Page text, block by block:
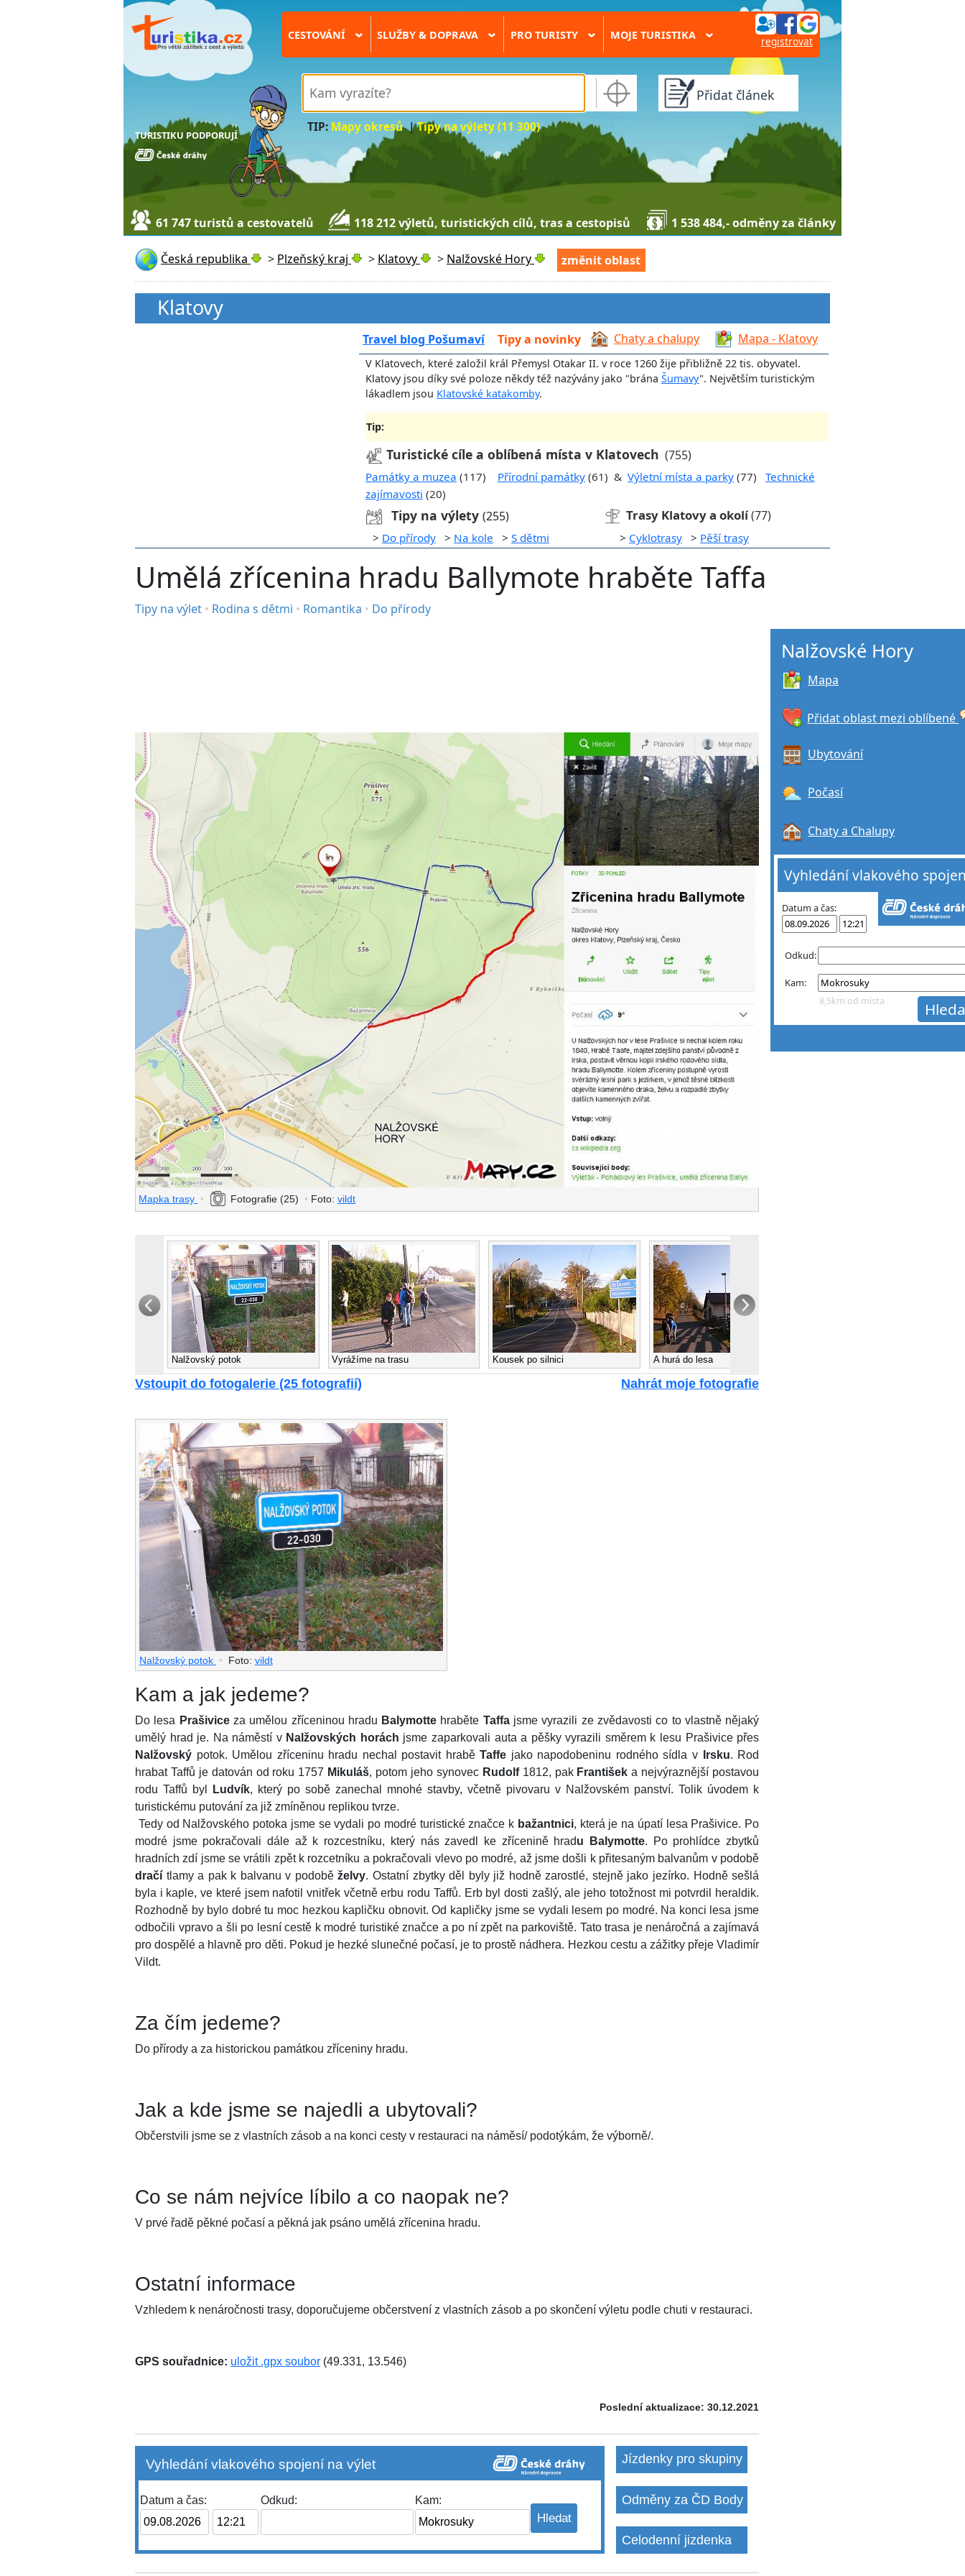
TURISTIKU PODPORUJÍ
CESTOVÁNÍ › SLUŽBY & DOPRAVA › PRO TURISTY › MOJE TURISTIKA › registrovat
TIP: Mapy okresů|Tipy na výlety (11 300)
Přidat článek
61 747 turistů a cestovatelů 118 212 výletů, turistických cílů, tras a cestopisů 1 538 484,- odměny za články
Česká republika > Plzeňský kraj > Klatovy > Nalžovské Hory změnit oblast
Klatovy
Travel blog Pošumaví Tipy a novinky Chaty a chalupy Mapa - Klatovy
V Klatovech, které založil král Přemysl Otakar II. v roce 1260 žije přibližně 22 tis. obyvatel.
Klatovy jsou díky své poloze někdy též nazývány jako "brána Šumavy". Největším turistickým
lákadlem jsou Klatovské katakomby.
Tip:
Turistické cíle a oblíbená místa v Klatovech (755)
Památky a muzea (117) Přírodní památky (61) & Výletní místa a parky (77) Technické
zajímavosti (20)
Tipy na výlety (255) Trasy Klatovy a okolí(77)
> Do přírody > Na kole > S dětmi > Cyklotrasy > Pěší trasy
Umělá zřícenina hradu Ballymote hraběte Taffa
Tipy na výlet • Rodina s dětmi • Romantika • Do přírody
Mapka trasy • Fotografie (25) • Foto:vildt
Nalžovský potok Vyrážíme na trasu Kousek po silnici A hurá do lesa
Nahrát moje fotografie
Vstoupit do fotogalerie (25 fotografií)
Nalžovský potok • Foto: vildt
Kam a jak jedeme?
Do lesa Prašiviceza umělou zříceninou hradu Balymotte hraběte Taffajsme vyrazili ze zvědavosti co to vlastně nějaký
umělý hrad je. Na náměstí v Nalžovských horách jsme zaparkovali auta a pěšky vyrazili směrem k lesu Prašivice přes
Nalžovský potok. Umělou zříceninu hradu nechal postavit hraběTaffe jako napodobeninu rodného sídla v Irsku. Rod
hrabat Taffů je datován od roku 1757 Mikuláš, potom jeho synovec Rudolf1812, pak František a nejvýraznější postavou
rodu Taffů byl
Ludvík, který po sobě zanechal mnohé stavby, včetně pivovaru v Nalžovském panství. Tolik úvodem k
turistickému putování za již zmíněnou replikou tvrze.
Tedy od Nalžovského potoka jsme se vydali po modré turistické značce k bažantnici, která je na úpatí lesa Prašivice. Po
modré jsme pokračovali dále až k rozcestníku, který nás zavedl ke zřícenině hradu Balymotte. Po prohlídce zbytků
hradních zdí jsme se vrátili zpět k rozcetníku a pokračovali vlevo po modré, až jsme došli k přitesaným balvanům v podobě
dračí tlamy a pak k balvanu v podoběželvy. Ostatní zbytky děl byly již hodně zarostlé, stejně jako jezírko. Hodně sešlá
byla i kaple, ve které jsem nafotil vnitřek včetně erbu rodu Taffů. Erb byl dosti zašlý, ale jeho totožnost mi potvrdil heraldik.
Rozhodně by bylo dobré tu moc hezkou kapličku obnovit. Od kapličky jsme se vydali lesem po modré. Na konci lesa jsme
odbočili vpravo a šli po lesní cestě k modré turistiké značce a po ní zpět na parkoviště. Tato trasa je nenáročná a zajímavá
pro dospělé a hlavně pro děti. Pokud je hezké slunečné počasí, je to prostě nádhera. Hezkou cestu a zážitky přeje Vladimír
Vildt.
Za čím jedeme?
Do přírody a za historickou památkou zříceniny hradu.
Jak a kde jsme se najedli a ubytovali?
Občerstvili jsme se z vlastních zásob a na konci cesty v restauraci na náměsí/ podotýkám, že výborně/.
Co se nám nejvíce líbilo a co naopak ne?
V prvé řadě pěkné počasí a pěkná jak psáno umělá zřícenina hradu.
Ostatní informace
Vzhledem k nenáročnosti trasy, doporučujeme občerstvení z vlastních zásob a po skončení výletu podle chuti v restauraci.
GPS souřadnice: uložit .gpx soubor (49.331, 13.546)
Poslední aktualizace: 30.12.2021
Vyhledání vlakového spojení na výlet
Datum a čas: Odkud: Kam:
Jízdenky pro skupiny
Odměny za ČD Body
Celodenní jizdenka
Nalžovské Hory
Mapa
Přidat oblast mezi oblíbené
Ubytování
Počasí
Chaty a Chalupy
Vyhledání vlakového
Datum a čas:
Odkud:
Kam:
8,5km od místa